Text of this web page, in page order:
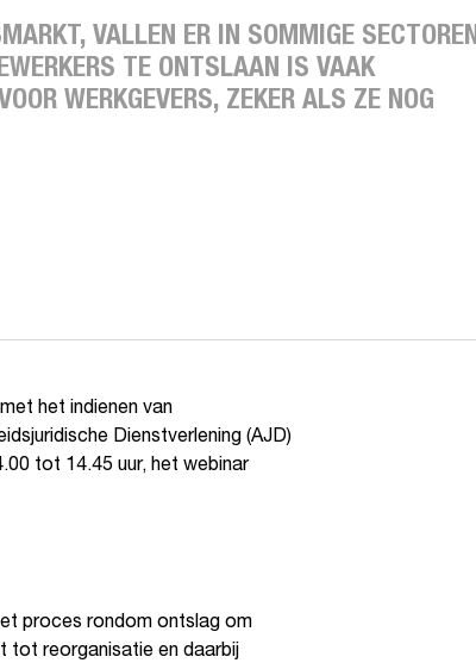
VALLEN ER IN SOMMIGE SECTOREN
TE ONTSLAAN IS VAAK
WERKGEVERS, ZEKER ALS ZE NOG
het indienen van
Dienstverlening (AJD)
tot 14.45 uur, het webinar
proces rondom ontslag om
tot reorganisatie en daarbij